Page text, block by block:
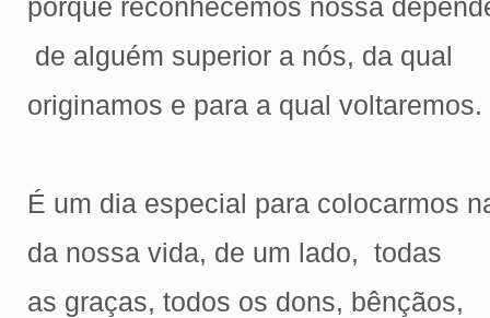
porque reconhecemos nossa
de alguém superior a nós, da qual
originamos e para a qual voltaremos.
É um dia especial para colocarmos
da nossa vida, de um lado, todas
as graças, todos os dons, bênçãos,